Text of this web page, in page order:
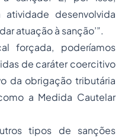
desenvolvida
atuação à sanção’”.
forçada, poderíamos
de caráter coercitivo
da obrigação tributária
a Medida Cautelar
tipos de sanções